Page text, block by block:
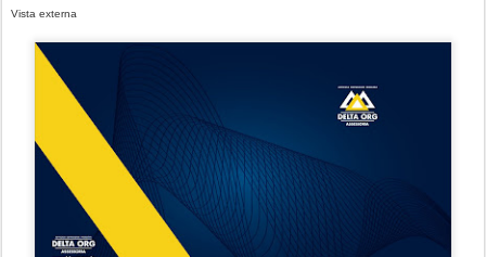
Vista externa